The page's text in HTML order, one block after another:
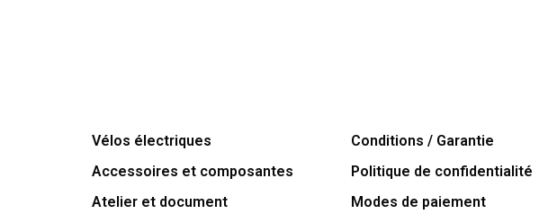
Vélos électriques
Accessoires et composantes
Atelier et document
Conditions / Garantie
Politique de confidentialité
Modes de paiement